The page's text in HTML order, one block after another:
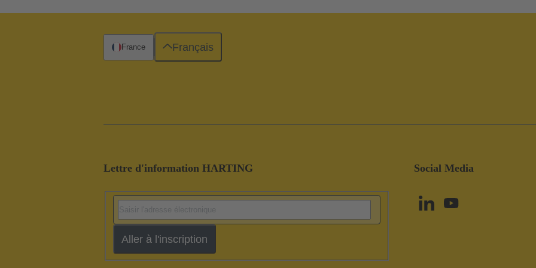
Lettre d'information HARTING
Aller à l'inscription
Social Media
France Français